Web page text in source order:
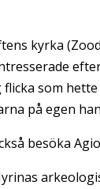
kyrka
som
på egen
besöka